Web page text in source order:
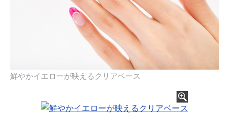
鮮やかイエローが映えるクリアベース